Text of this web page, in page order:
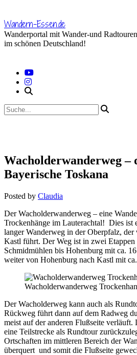
content
Wandern-Essen.de
Wanderportal mit Wander-und
im schönen Deutschland!
Wacholderwanderweg –
Bayerische Toskana
Posted by Claudia
Der Wacholderwanderweg – eine
Trockenhänge im Lauterachtal! Dies ist
langer Wanderweg in der Oberpfalz,
Kastl führt. Der Weg ist in zwei Etappen
Schmidmühlen bis Hohenburg mit ca.
weiter von Hohenburg nach Kastl mit
Wacholderwanderweg
Der Wacholderweg kann auch als
Rückweg führt dann auf dem Radweg
meist auf der anderen Flußseite
eine Teilstrecke als Rundtour
Ortschaften im mittleren Bereich der
überquert und somit die Flußseite